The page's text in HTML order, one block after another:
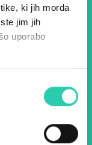
ki jih morda
jim jih
uporabo
z